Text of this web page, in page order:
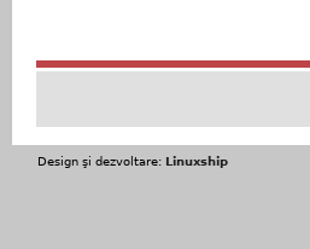
Design şi dezvoltare: Linuxship